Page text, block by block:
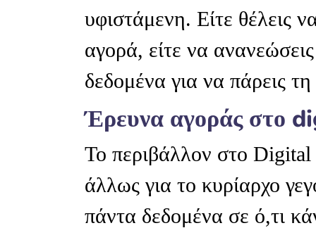
υφιστάμενη. Είτε θέλεις
αγορά, είτε να
δεδομένα για να πάρεις
Έρευνα αγοράς στο
Το περιβάλλον στο
άλλως για το κυρίαρχο
πάντα δεδομένα σε ό,τι